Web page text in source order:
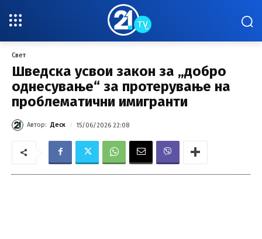
Свет
Шведска усвои закон за „добро
однесување“ за протерување на
проблематични имигранти
Автор: Деск 15/06/2026 22:08